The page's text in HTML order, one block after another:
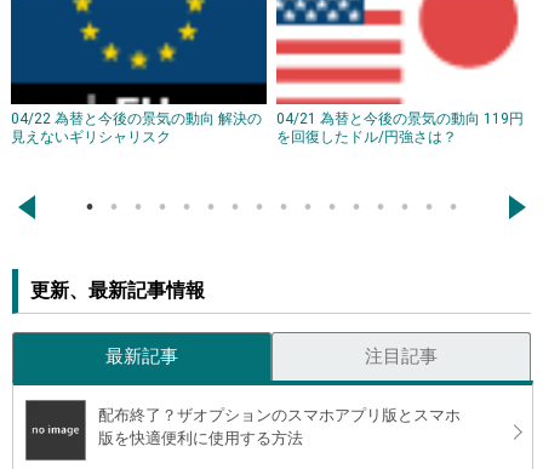
04/22 為替と今後の景気の動向 解決の
見えないギリシャリスク
04/21 為替と今後の景気の動向 119円
を回復したドル/円強さは？
← →
更新、最新記事情報
最新記事 注目記事
配布終了？ザオプションのスマホアプリ版とスマホ
版を快適便利に使用する方法